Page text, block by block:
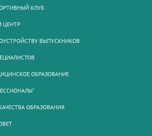
КЛУБ
ЦЕНТР
ВЫПУСКНИКОВ
ОБРАЗОВАНИЕ
ОБРАЗОВАНИЯ